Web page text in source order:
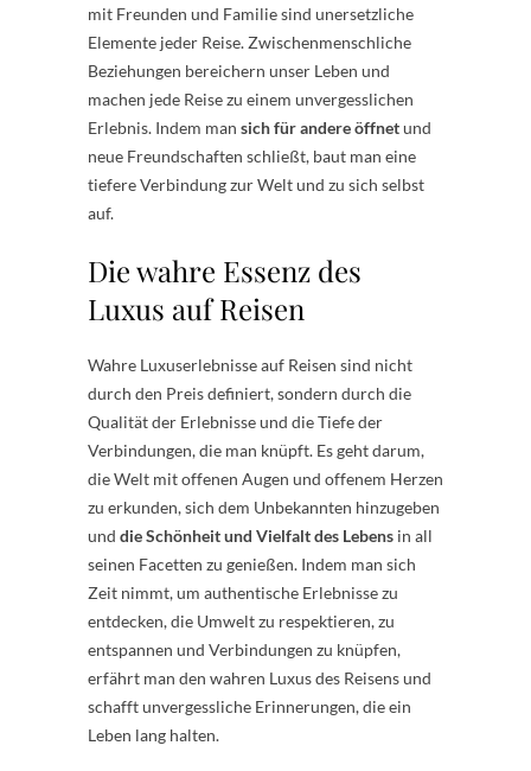
mit Freunden und Familie sind unersetzliche
Elemente jeder Reise. Zwischenmenschliche
Beziehungen bereichern unser Leben und
machen jede Reise zu einem unvergesslichen
Erlebnis. Indem man sich für andere öffnetund
neue Freundschaften schließt, baut man eine
tiefere Verbindung zur Welt und zu sich selbst
auf.
Die wahre Essenz des
Luxus auf Reisen
Wahre Luxuserlebnisse auf Reisen sind nicht
durch den Preis definiert, sondern durch die
Qualität der Erlebnisse und die Tiefe der
Verbindungen, die man knüpft. Es geht darum,
die Welt mit offenen Augen und offenem Herzen
zu erkunden, sich dem Unbekannten hinzugeben
und die Schönheit und Vielfalt des Lebens in all
seinen Facetten zu genießen. Indem man sich
Zeit nimmt, um authentische Erlebnisse zu
entdecken, die Umwelt zu respektieren, zu
entspannen und Verbindungen zu knüpfen,
erfährt man den wahren Luxus des Reisens und
schafft unvergessliche Erinnerungen, die ein
Leben lang halten.